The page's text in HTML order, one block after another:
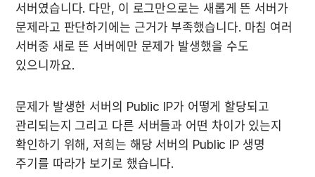
서버였습니다. 다만, 이 로그만으로는 새롭게 뜬 서버가
문제라고 판단하기에는 근거가 부족했습니다. 마침 여러
서버중 새로 뜬 서버에만 문제가 발생했을 수도
있으니까요.
문제가 발생한 서버의 Public IP가 어떻게 할당되고
관리되는지 그리고 다른 서버들과 어떤 차이가 있는지
확인하기 위해, 저희는 해당 서버의 Public IP 생명
주기를 따라가 보기로 했습니다.